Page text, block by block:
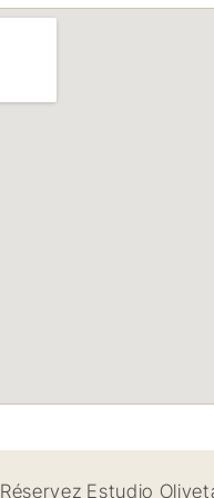
Réservez Estudio